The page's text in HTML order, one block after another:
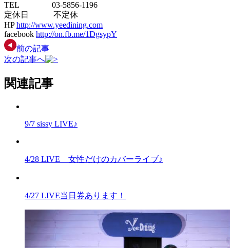
TEL 03-5856-1196
定休日 不定休
HPhttp://www.yeedining.com
facebook http://on.fb.me/1DgsypY
前の記事
次の記事へ
関連記事
9/7 sissy LIVE♪
4/28 LIVE 女性だけのカバーライブ♪
4/27 LIVE当日券あります！